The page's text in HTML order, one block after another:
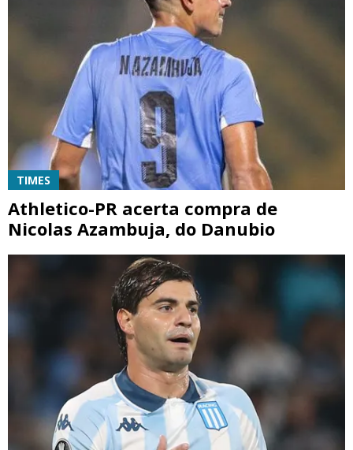
TIMES
Athletico-PR acerta compra de
Nicolas Azambuja, do Danubio